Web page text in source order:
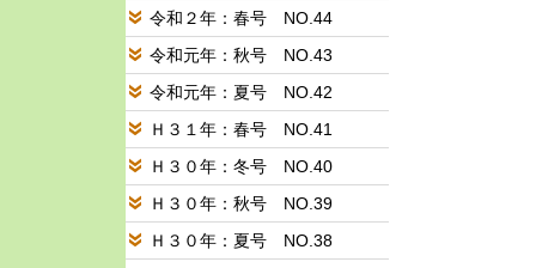
令和２年：春号 NO.44
令和元年：秋号 NO.43
令和元年：夏号 NO.42
Ｈ３１年：春号 NO.41
Ｈ３０年：冬号 NO.40
Ｈ３０年：秋号 NO.39
Ｈ３０年：夏号 NO.38